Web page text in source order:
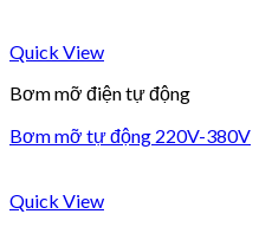
Quick View
Bơm mỡ điện tự động
Bơm mỡ tự động 220V-380V
Quick View